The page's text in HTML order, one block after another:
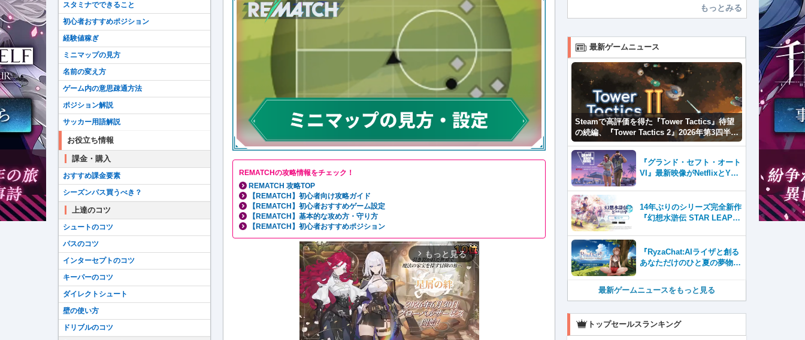
REMATCHの攻略情報をチェック！
REMATCH 攻略TOP
【REMATCH】初心者向け攻略ガイド
【REMATCH】初心者おすすめゲーム設定
【REMATCH】基本的な攻め方・守り方
【REMATCH】初心者おすすめポジション
arrow_forward_ios もっと見る
スタミナでできること
初心者おすすめポジション
経験値稼ぎ
ミニマップの見方
名前の変え方
ゲーム内の意思疎通方法
ポジション解説
サッカー用語解説
お役立ち情報
課金・購入
おすすめ課金要素
シーズンパス買うべき？
上達のコツ
シュートのコツ
パスのコツ
インターセプトのコツ
キーパーのコツ
ダイレクトシュート
壁の使い方
ドリブルのコツ
もっとみる
最新ゲームニュース
Steamで高評価を得た『Tower Tactics』待望
の続編、『Tower Tactics 2』2026年第3四半期
に早期アクセス開始
『グランド・セフト・オート
VI』最新映像がNetflixとYou
14年ぶりのシリーズ完全新作
『幻想水滸伝 STAR LEAP』
『RyzaChat:AIライザと創る
あなただけのひと夏の夢物
テムはこれまでにない新鮮な
レポート】
最新ゲームニュースをもっと見る
トップセールスランキング